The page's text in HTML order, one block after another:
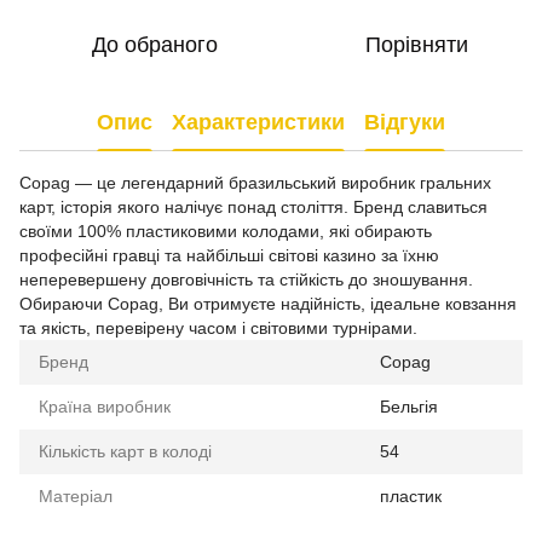
До обраного Порівняти
Опис Характеристики Відгуки
Copag — це легендарний бразильський виробник гральних
карт, історія якого налічує понад століття. Бренд славиться
своїми 100% пластиковими колодами, які обирають
професійні гравці та найбільші світові казино за їхню
неперевершену довговічність та стійкість до зношування.
Обираючи Copag, Ви отримуєте надійність, ідеальне ковзання
та якість, перевірену часом і світовими турнірами.
Бренд
Copag
Країна виробник Бельгія
Кількість карт в колоді 54
Матеріал пластик